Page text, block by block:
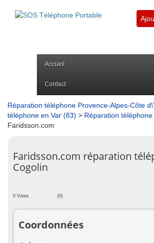
Accueil
Contact
Réparation téléphone Provence-Alpes-Côte
téléphone en Var (83) > Réparation
Faridsson.com
Faridsson.com réparation
Cogolin
0 Votes (0)
Coordonnées